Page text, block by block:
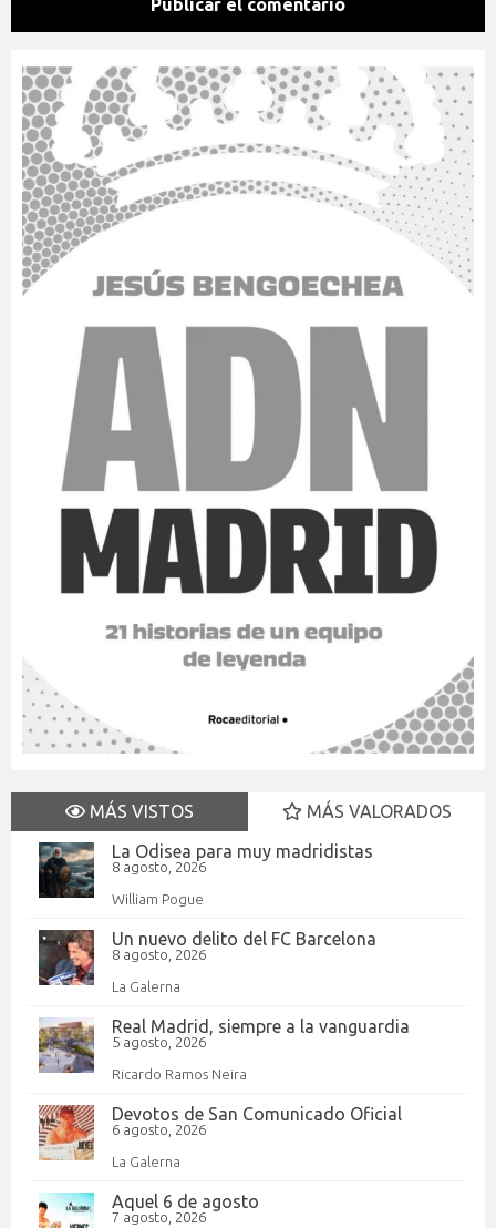
MÁS VISTOS
MÁS VALORADOS
La Odisea para muy madridistas
8 agosto, 2026
William Pogue
Un nuevo delito del FC Barcelona
8 agosto, 2026
La Galerna
Real Madrid, siempre a la vanguardia
5 agosto, 2026
Ricardo Ramos Neira
Devotos de San Comunicado Oficial
6 agosto, 2026
La Galerna
Aquel 6 de agosto
7 agosto, 2026